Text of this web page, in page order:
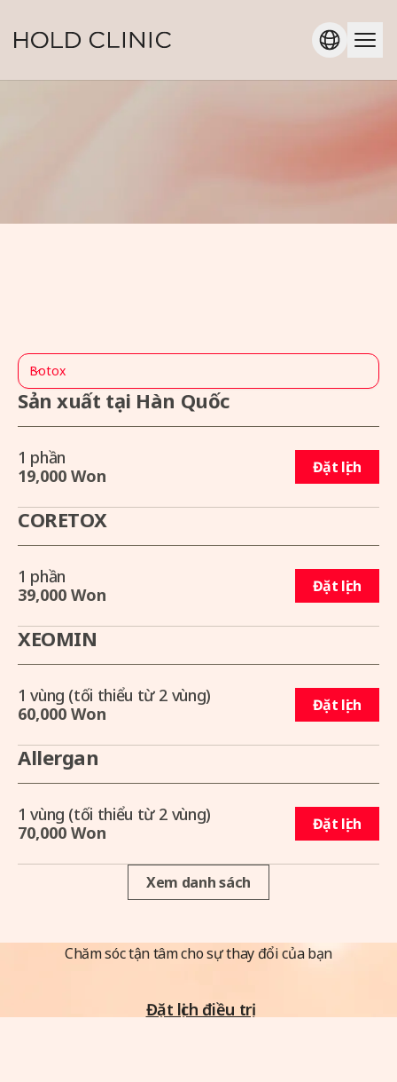
Botox
Sản xuất tại Hàn Quốc
1 phần
19,000 Won
Đặt lịch
CORETOX
1 phần
39,000 Won
Đặt lịch
XEOMIN
1 vùng (tối thiểu từ 2 vùng)
60,000 Won
Đặt lịch
Allergan
1 vùng (tối thiểu từ 2 vùng)
70,000 Won
Đặt lịch
Xem danh sách
Chăm sóc tận tâm cho sự thay đổi của bạn
Đặt lịch điều trị